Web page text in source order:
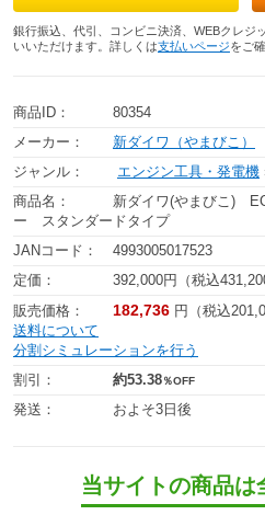
銀行振込、代引、コンビニ決済、WEBクレジ
いいただけます。詳しくは支払いページをご
商品ID：
80354
メーカー：
新ダイワ（やまびこ）
ジャンル：
エンジン工具・発電機
商品名：
新ダイワ(やまびこ)
ー スタンダードタイプ
JANコード：
4993005017523
定価：
392,000円（税込
販売価格：
182,736 円（税込
送料について
分割シミュレーションを行う
割引：
約53.38％OFF
発送： およそ3日後
当サイトの商品は